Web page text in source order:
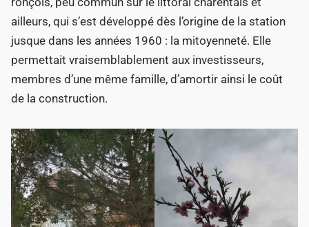
ailleurs, qui s’est développé dès l’origine de la station
jusque dans les années 1960 : la mitoyenneté. Elle
permettait vraisemblablement aux investisseurs,
membres d’une même famille, d’amortir ainsi le coût
de la construction.